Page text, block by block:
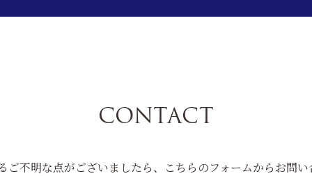
CONTACT
ご不明な点がございましたら、こちらのフォームからお問